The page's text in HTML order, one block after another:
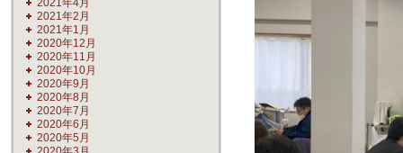
2021年4月
2021年2月
2021年1月
2020年12月
2020年11月
2020年10月
2020年9月
2020年8月
2020年7月
2020年6月
2020年5月